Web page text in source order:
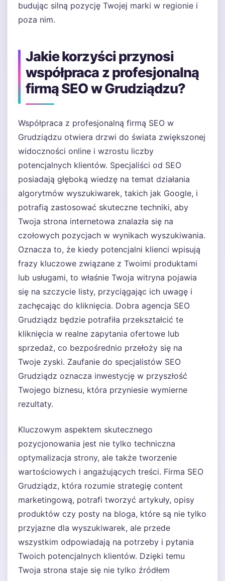
budując silną pozycję Twojej marki w regionie i
poza nim.
Jakie korzyści przynosi
współpraca z profesjonalną
firmą SEO w Grudziądzu?
Współpraca z profesjonalną firmą SEO w
Grudziądzu otwiera drzwi do świata zwiększonej
widoczności online i wzrostu liczby
potencjalnych klientów. Specjaliści od SEO
posiadają głęboką wiedzę na temat działania
algorytmów wyszukiwarek, takich jak Google, i
potrafią zastosować skuteczne techniki, aby
Twoja strona internetowa znalazła się na
czołowych pozycjach w wynikach wyszukiwania.
Oznacza to, że kiedy potencjalni klienci wpisują
frazy kluczowe związane z Twoimi produktami
lub usługami, to właśnie Twoja witryna pojawia
się na szczycie listy, przyciągając ich uwagę i
zachęcając do kliknięcia. Dobra agencja SEO
Grudziądz będzie potrafiła przekształcić te
kliknięcia w realne zapytania ofertowe lub
sprzedaż, co bezpośrednio przełoży się na
Twoje zyski. Zaufanie do specjalistów SEO
Grudziądz oznacza inwestycję w przyszłość
Twojego biznesu, która przyniesie wymierne
rezultaty.
Kluczowym aspektem skutecznego
pozycjonowania jest nie tylko techniczna
optymalizacja strony, ale także tworzenie
wartościowych i angażujących treści. Firma SEO
Grudziądz, która rozumie strategię content
marketingową, potrafi tworzyć artykuły, opisy
produktów czy posty na bloga, które są nie tylko
przyjazne dla wyszukiwarek, ale przede
wszystkim odpowiadają na potrzeby i pytania
Twoich potencjalnych klientów. Dzięki temu
Twoja strona staje się nie tylko źródłem